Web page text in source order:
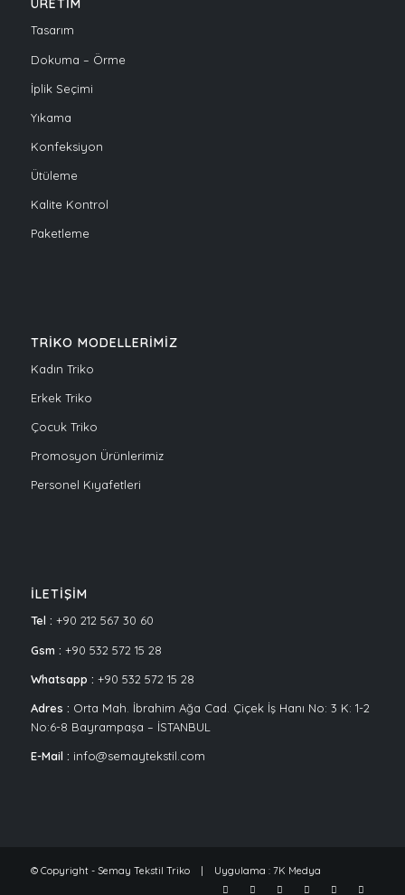
ÜRETİM
Tasarım
Dokuma – Örme
İplik Seçimi
Yıkama
Konfeksiyon
Ütüleme
Kalite Kontrol
Paketleme
TRİKO MODELLERİMİZ
Kadın Triko
Erkek Triko
Çocuk Triko
Promosyon Ürünlerimiz
Personel Kıyafetleri
İLETİŞİM
Tel : +90 212 567 30 60
Gsm : +90 532 572 15 28
Whatsapp : +90 532 572 15 28
Adres : Orta Mah. İbrahim Ağa Cad. Çiçek İş Hanı No: 3 K: 1-2
No:6-8 Bayrampaşa – İSTANBUL
E-Mail : info@semaytekstil.com
© Copyright - Semay Tekstil Triko | Uygulama : 7K Medya